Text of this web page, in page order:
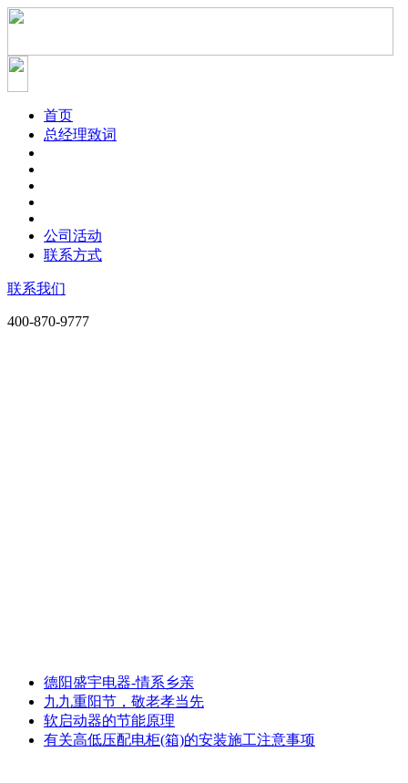
首页
总经理致词
公司活动
联系方式
联系我们
400-870-9777
德阳盛宇电器-情系乡亲
九九重阳节，敬老孝当先
软启动器的节能原理
有关高低压配电柜(箱)的安装施工注意事项